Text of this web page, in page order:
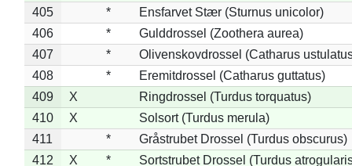
405
*
Ensfarvet Stær (Sturnus unicolor)
406
*
Gulddrossel (Zoothera aurea)
407
*
Olivenskovdrossel (Catharus
408
*
Eremitdrossel (Catharus guttatus)
409
X
Ringdrossel (Turdus torquatus)
410
X
Solsort (Turdus merula)
411
*
Gråstrubet Drossel (Turdus obscurus)
412
X * Sortstrubet Drossel (Turdus